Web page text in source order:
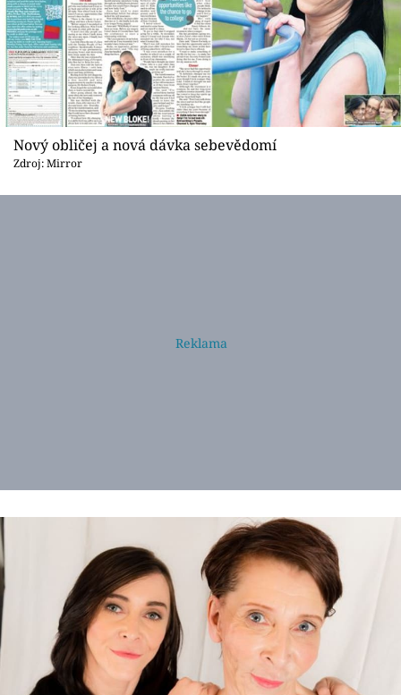
Nový obličej a nová dávka sebevědomí
Zdroj: Mirror